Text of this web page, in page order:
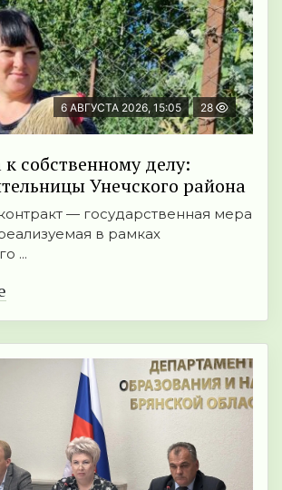
6 АВГУСТА 2026, 15:05 28
собственному делу:
Унечского района
— государственная мера
в рамках
...